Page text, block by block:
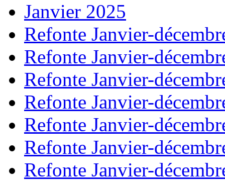
Janvier 2025
Refonte Janvier-
Refonte Janvier-
Refonte Janvier-
Refonte Janvier-
Refonte Janvier-
Refonte Janvier-
Refonte Janvier-